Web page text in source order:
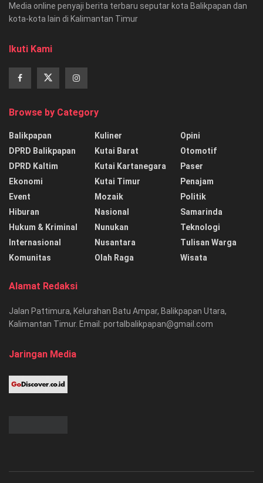
Media online penyaji berita terbaru seputar kota Balikpapan dan
kota-kota lain di Kalimantan Timur
Ikuti Kami
Browse by Category
Balikpapan
DPRD Balikpapan
DPRD Kaltim
Ekonomi
Event
Hiburan
Hukum & Kriminal
Internasional
Komunitas
Kuliner
Kutai Barat
Kutai Kartanegara
Kutai Timur
Mozaik
Nasional
Nunukan
Nusantara
Olah Raga
Opini
Otomotif
Paser
Penajam
Politik
Samarinda
Teknologi
Tulisan Warga
Wisata
Alamat Redaksi
Jalan Pattimura, Kelurahan Batu Ampar, Balikpapan Utara,
Kalimantan Timur. Email: portalbalikpapan@gmail.com
Jaringan Media